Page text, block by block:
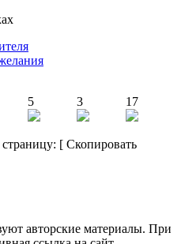
5 3 17
[ Скопировать
авторские материалы. При